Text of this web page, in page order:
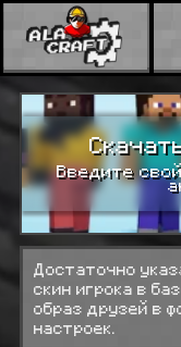
Введите
Достаточно
скин игрока в
образ друзей в
настроек.